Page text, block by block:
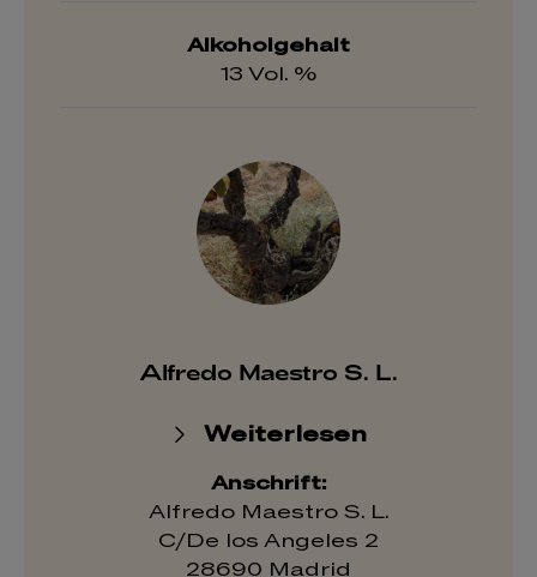
Alkoholgehalt
13 Vol. %
Alfredo Maestro S. L.
Weiterlesen
Anschrift:
Alfredo Maestro S. L.
C/De los Angeles 2
28690 Madrid